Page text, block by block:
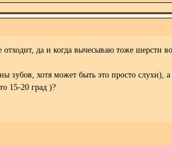
да и когда вычесываю тоже шерсти
зубов, хотя может быть это просто
15-20 град )?